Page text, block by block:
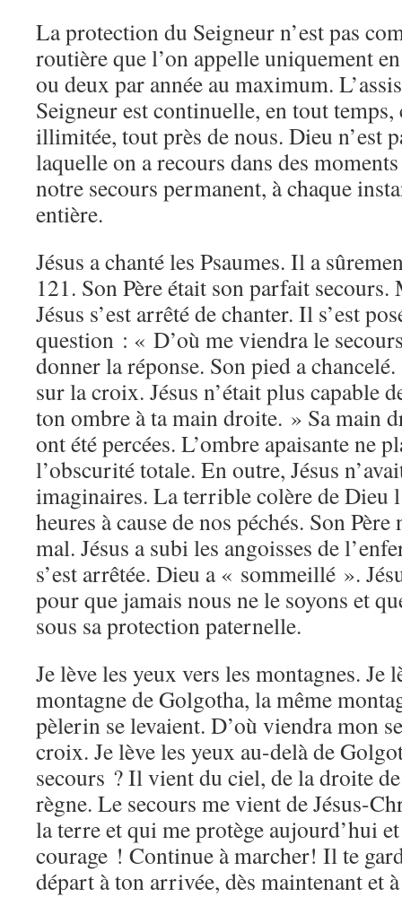
La protection du Seigneur n’est pas
routière que l’on appelle uniquement
ou deux par année au maximum.
Seigneur est continuelle, en tout
illimitée, tout près de nous. Dieu n’est
laquelle on a recours dans des
notre secours permanent, à chaque
entière.
Jésus a chanté les Psaumes. Il a
121. Son Père était son parfait
Jésus s’est arrêté de chanter. Il s’est
question : « D’où me viendra le
donner la réponse. Son pied a
sur la croix. Jésus n’était plus capable
ton ombre à ta main droite. » Sa main
ont été percées. L’ombre apaisante ne
l’obscurité totale. En outre, Jésus
imaginaires. La terrible colère de Dieu
heures à cause de nos péchés. Son
mal. Jésus a subi les angoisses de
s’est arrêtée. Dieu a « sommeillé ».
pour que jamais nous ne le soyons et
sous sa protection paternelle.
Je lève les yeux vers les montagnes. Je
montagne de Golgotha, la même
pèlerin se levaient. D’où viendra mon
croix. Je lève les yeux au-delà de
secours ? Il vient du ciel, de la droite
règne. Le secours me vient de Jésus-
la terre et qui me protège aujourd’hui
courage ! Continue à marcher! Il te
départ à ton arrivée, dès maintenant et